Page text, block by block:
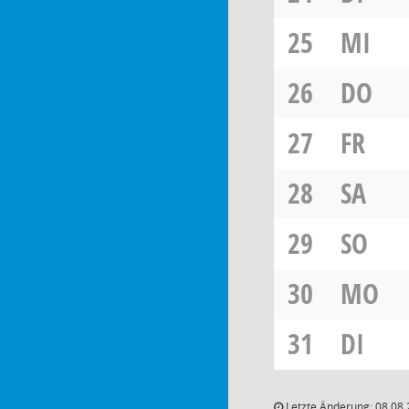
25
MI
26
DO
27
FR
28
SA
29
SO
30
MO
31
DI